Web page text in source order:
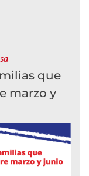
que
marzo y